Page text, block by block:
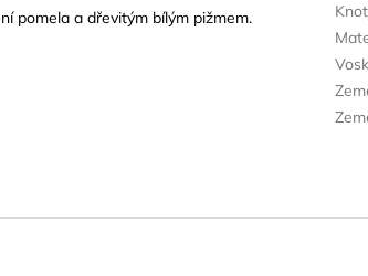
pomela a dřevitým bílým pižmem.
Vosk